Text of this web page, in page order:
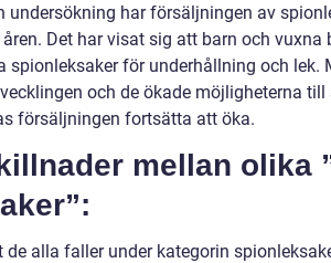
undersökning har försäljningen av
Det har visat sig att barn och vuxna
spionleksaker för underhållning och lek.
och de ökade möjligheterna
försäljningen fortsätta att öka.
mellan olika
de alla faller under kategorin